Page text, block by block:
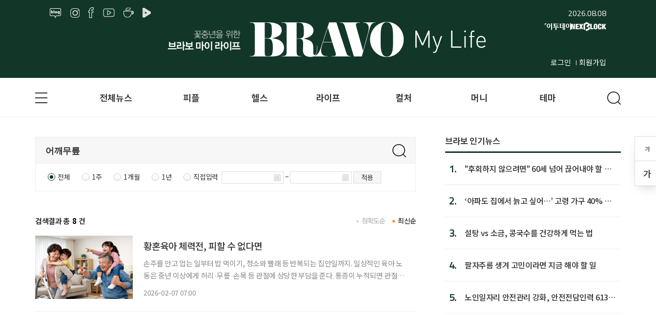
2026.08.08
로그인 회원가입
가
가
전체뉴스 피플 헬스 라이프 컬처 머니 테마
전체 1주 1개월 1년 직접입력 ~ 적용
검색결과 총 8 건 최신순
정확도순
황혼육아 체력전, 피할 수 없다면
손주를 안고 업는 일부터 밥 먹이기, 청소와 빨래 등 반복되는 집안일까지. 일상적인 육아 노
동은 중년 이상에게 허리·무릎·손목 등 관절에 상당한 부담을 준다. 통증이 누적되면 관절염
2026-02-07 07:00
브라보 인기뉴스
1.
"후회하지 않으려면" 60세 넘어 끊어내야 할 사
2.
‘아파도 집에서 늙고 싶어…’ 고령 가구 40% 노
3. 설탕 vs 소금, 콩국수를 건강하게 먹는 법
4. 팔자주름 생겨 고민이라면 지금 해야 할 일
5.
노인일자리 안전관리 강화, 안전전담인력 613명